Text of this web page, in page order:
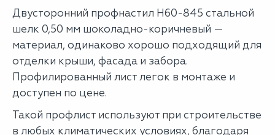
Двусторонний профнастил Н60-845 стальной
шелк 0,50 мм шоколадно-коричневый —
материал, одинаково хорошо подходящий для
отделки крыши, фасада и забора.
Профилированный лист легок в монтаже и
доступен по цене.
Такой профлист используют при строительстве
в любых климатических условиях, благодаря